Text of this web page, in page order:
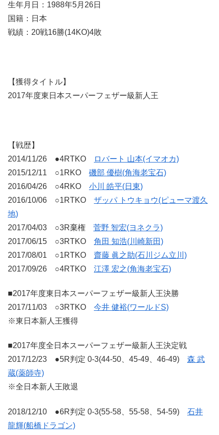
生年月日：1988年5月26日
国籍：日本
戦績：20戦16勝(14KO)4敗
【獲得タイトル】
2017年度東日本スーパーフェザー級新人王
【戦歴】
2014/11/26 ●4RTKO
ロバート 山本(イマオカ)
2015/12/11 ○1RKO 磯部 優樹(角海老宝石)
2016/04/26 ○4RKO 小川 皓平(日東)
2016/10/06 ○1RTKO ザッパ トウキョウ(ピューマ渡久
地)
2017/04/03 ○3R棄権 菅野 智宏(ヨネクラ)
2017/06/15 ○3RTKO 角田 知浩(川崎新田)
2017/08/01 ○1RTKO 齋藤 眞之助(石川ジム立川)
2017/09/26 ○4RTKO 江澤 宏之(角海老宝石)
■2017年度東日本スーパーフェザー級新人王決勝
2017/11/03 ○3RTKO 今井 健裕(ワールドS)
※東日本新人王獲得
■2017年度全日本スーパーフェザー級新人王決定戦
2017/12/23 ●5R判定 0-3(44-50、45-49、46-49) 森 武
蔵(薬師寺)
※全日本新人王敗退
2018/12/10 ●6R判定 0-3(55-58、55-58、54-59) 石井
龍輝(船橋ドラゴン)